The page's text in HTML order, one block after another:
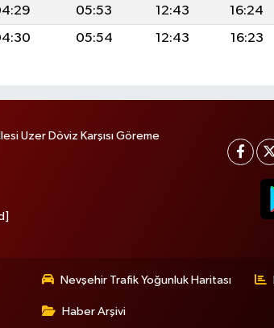
05:53 12:43 16:24
05:54 12:43 16:23
Uzer Döviz Karşısı Göreme
Nevşehir Trafik Yoğunluk Haritası
Haber Arşivi